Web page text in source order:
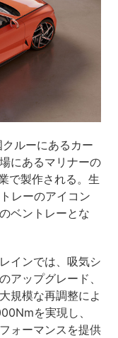
ルーにあるカー
にあるマリナーの
で製作される。生
レーのアイコン
ベントレーとな
インでは、吸気シ
アップグレード、
規模な再調整によ
を実現し、
ォーマンスを提供